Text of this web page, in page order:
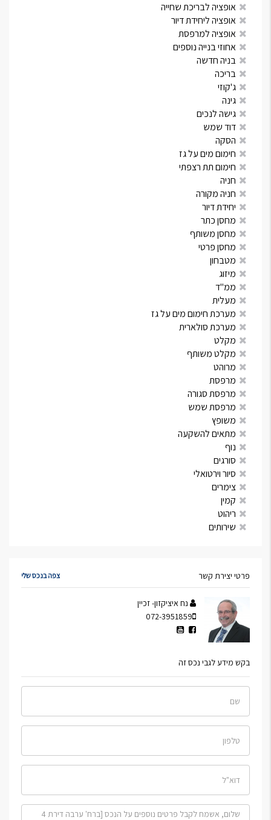
אופציה לבריכת שחייה
אופציה ליחידת דיור
אופציה למרפסת
אחוזי בנייה נוספים
בניה חדשה
בריכה
ג'קוזי
גינה
גישה לנכים
דוד שמש
הסקה
חימום מים על גז
חימום תת רצפתי
חניה
חניה מקורה
יחידת דיור
מחסן כתר
מחסן משותף
מחסן פרטי
מטבחון
מיזוג
ממ"ד
מעלית
מערכת חימום מים על גז
מערכת סולארית
מקלט
מקלט משותף
מרוהט
מרפסת
מרפסת סגורה
מרפסת שמש
משופץ
מתאים להשקעה
נוף
סורגים
סיור וירטואלי
צימרים
קמין
ריהוט
שירותים
פרטי יצירת קשר צפה בנכס שלי
נח איציקזון- זכיין
072-3951859
בקש מידע לגבי נכס זה